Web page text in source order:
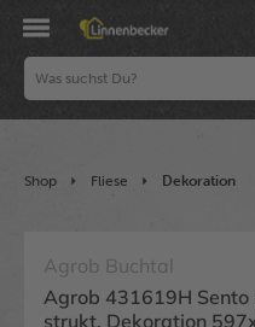
Shop Fliese Dekoration
Agrob Buchtal
Agrob 431619H Sento
strukt. Dekoration